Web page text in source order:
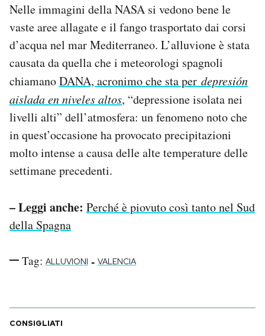
Area Personale
Newsletter
Notifiche mobile
Regala il Post
Hai bisogno di aiuto?
Esci
Nelle immagini della NASA si vedono bene le
vaste aree allagate e il fango trasportato dai corsi
d’acqua nel mar Mediterraneo. L’alluvione è stata
causata da quella che i meteorologi spagnoli
chiamanoDANA, acronimo che sta per depresión
aislada en niveles altos, “depressione isolata nei
livelli alti” dell’atmosfera: un fenomeno noto che
in quest’occasione ha provocato precipitazioni
molto intense a causa delle alte temperature delle
settimane precedenti.
– Leggi anche: Perché è piovuto così tanto nel Sud
della Spagna
Tag: ALLUVIONI - VALENCIA
CONSIGLIATI